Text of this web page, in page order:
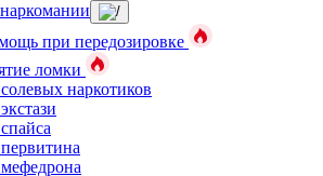
при передозировке
ломки
наркотиков